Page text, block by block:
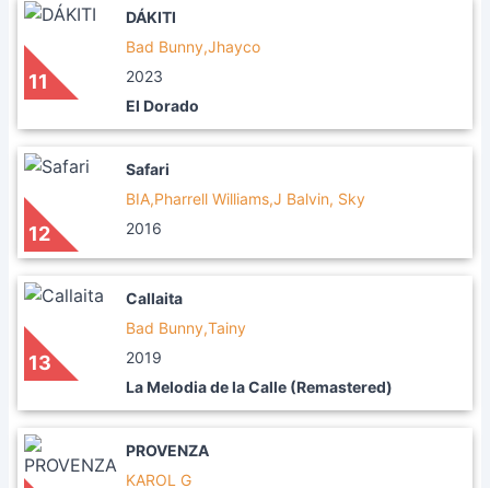
11
DÁKITI
Bad Bunny,Jhayco
2023
El Dorado
12
Safari
BIA,Pharrell Williams,J Balvin, Sky
2016
13
Callaita
Bad Bunny,Tainy
2019
La Melodia de la Calle (Remastered)
PROVENZA
KAROL G